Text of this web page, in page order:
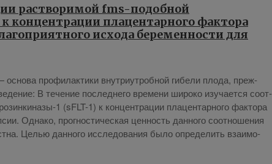
растворимой fms-подобной
концентрации плацентарного фактора
исхода беременности для
ос­но­ва про­фи­лак­ти­ки внут­ри­утроб­ной ги­бе­ли пло­да, преж­
В те­че­ние по­след­не­го вре­ме­ни ши­ро­ко изу­ча­ет­ся со­от­
1 (sFLT-1) к кон­цен­тра­ции пла­цен­тар­но­го фак­то­ра
Од­на­ко, про­гно­сти­че­ская цен­ность дан­но­го со­от­но­ше­ния
Це­лью дан­но­го ис­сле­до­ва­ния бы­ло опре­де­лить вза­и­мо­